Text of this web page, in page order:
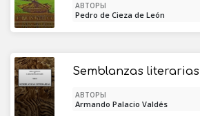
АВТОРЫ
Pedro de Cieza de León
Semblanzas literarias
АВТОРЫ
Armando Palacio Valdés